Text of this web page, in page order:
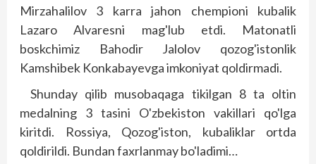
Mirzahalilov 3 karra jahon chempioni kubalik
Lazaro Alvaresni mag'lub etdi. Matonatli
boskchimiz Bahodir Jalolov qozog'istonlik
Kamshibek Konkabayevga imkoniyat qoldirmadi.
Shunday qilib musobaqaga tikilgan 8 ta oltin
medalning 3 tasini O'zbekiston vakillari qo'lga
kiritdi. Rossiya, Qozog'iston, kubaliklar ortda
qoldirildi. Bundan faxrlanmay bo'ladimi…